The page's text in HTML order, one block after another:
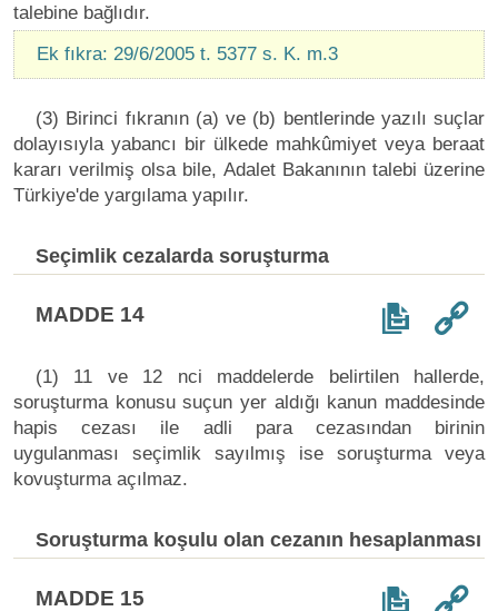
talebine bağlıdır.
Ek fıkra: 29/6/2005 t. 5377 s. K. m.3
(3) Birinci fıkranın (a) ve (b) bentlerinde yazılı suçlar
dolayısıyla yabancı bir ülkede mahkûmiyet veya beraat
kararı verilmiş olsa bile, Adalet Bakanının talebi üzerine
Türkiye'de yargılama yapılır.
Seçimlik cezalarda soruşturma
MADDE 14
(1) 11 ve 12 nci maddelerde belirtilen hallerde,
soruşturma konusu suçun yer aldığı kanun maddesinde
hapis cezası ile adli para cezasından birinin
uygulanması seçimlik sayılmış ise soruşturma veya
kovuşturma açılmaz.
Soruşturma koşulu olan cezanın hesaplanması
MADDE 15